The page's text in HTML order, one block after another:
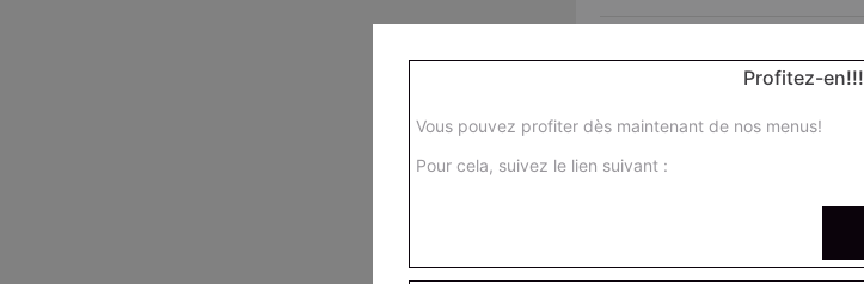
Chicken wings x6
Profitez-en!!!
Vous pouvez profiter dès maintenant de nos menus!
Pour cela, suivez le lien suivant :